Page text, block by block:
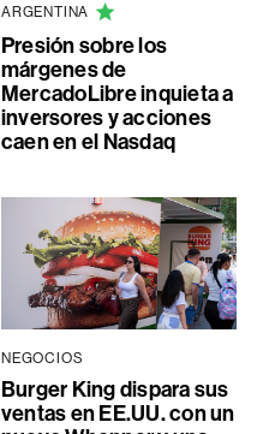
ARGENTINA
Presión sobre los
márgenes de
MercadoLibre inquieta a
inversores y acciones
caen en el Nasdaq
NEGOCIOS
Burger King dispara sus
ventas en EE.UU. con un